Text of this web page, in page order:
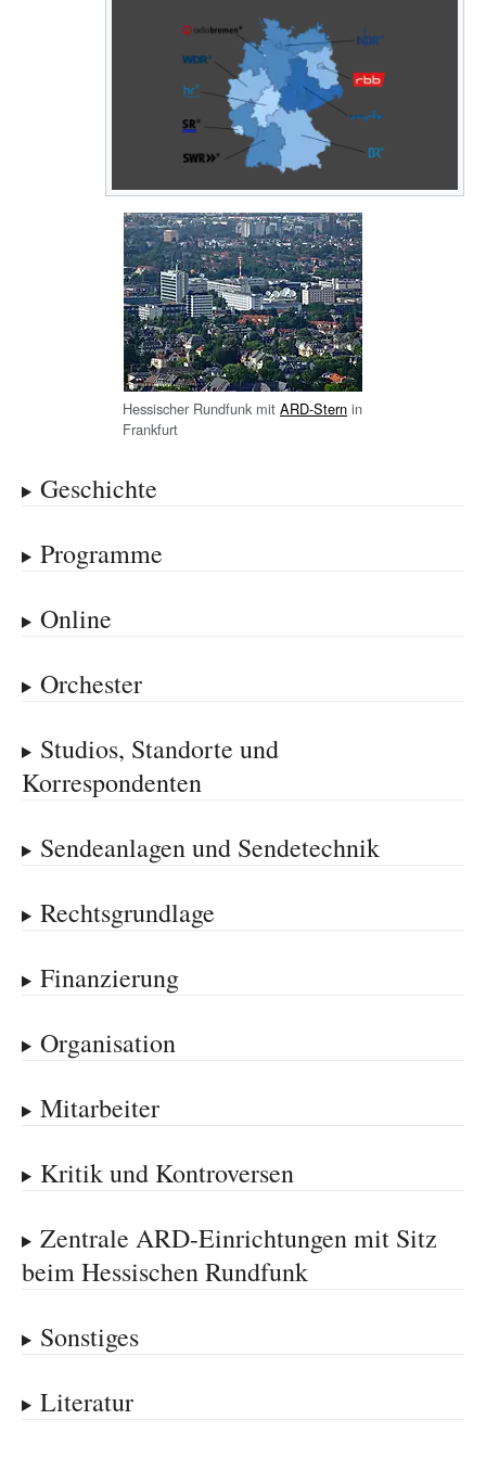
Hessischer Rundfunk mit ARD-Stern in
Frankfurt
Geschichte
Programme
Online
Orchester
Studios, Standorte und
Korrespondenten
Sendeanlagen und Sendetechnik
Rechtsgrundlage
Finanzierung
Organisation
Mitarbeiter
Kritik und Kontroversen
Zentrale ARD-Einrichtungen mit Sitz
beim Hessischen Rundfunk
Sonstiges
Literatur